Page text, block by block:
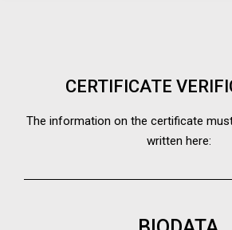
CERTIFICATE
The information on the certificate
written here: